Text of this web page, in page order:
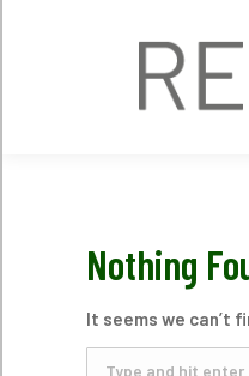
Nothing
It seems we can’t
Search: